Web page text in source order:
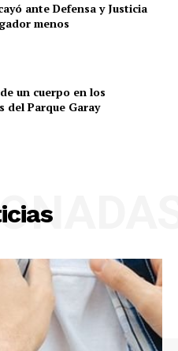
ante Defensa y Justicia
menos
un cuerpo en los
del Parque Garay